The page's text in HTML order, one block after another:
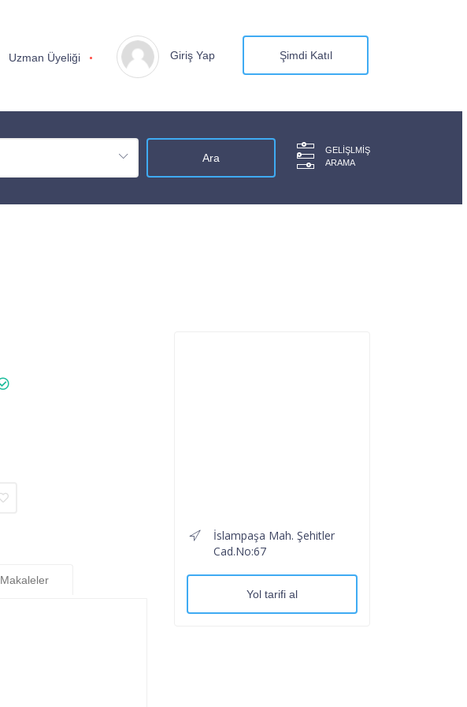
Uzman Üyeliği Giriş Yap Şimdi Katıl
GELIŞLMIŞ
ARAMA
Makaleler
İslampaşa Mah. Şehitler
Cad.No:67
Yol tarifi al